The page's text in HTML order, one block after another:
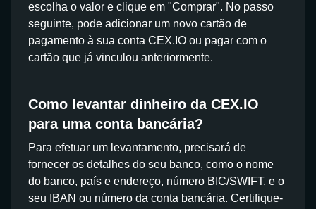
escolha o valor e clique em "Comprar". No passo
seguinte, pode adicionar um novo cartão de
pagamento à sua conta CEX.IO ou pagar com o
cartão que já vinculou anteriormente.
Como levantar dinheiro da CEX.IO
para uma conta bancária?
Para efetuar um levantamento, precisará de
fornecer os detalhes do seu banco, como o nome
do banco, país e endereço, número BIC/SWIFT, e o
seu IBAN ou número da conta bancária. Certifique-